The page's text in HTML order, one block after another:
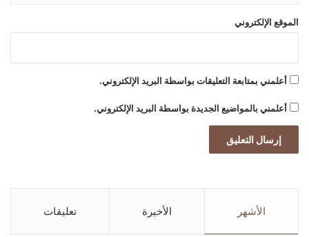
الموقع الإلكتروني
أعلمني بمتابعة التعليقات بواسطة البريد الإلكتروني.
أعلمني بالمواضيع الجديدة بواسطة البريد الإلكتروني.
الأشهر الأخيرة تعليقات